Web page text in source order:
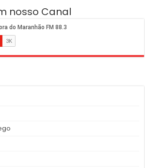
nosso Canal